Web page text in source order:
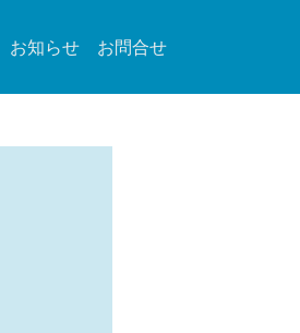
お知らせ お問合せ